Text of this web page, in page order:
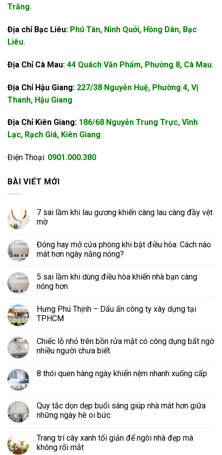
Trăng.
Địa chỉ Bạc Liêu: Phú Tân, Ninh Quới, Hồng Dân, Bạc
Liêu.
Địa Chỉ Cà Mau: 44 Quách Văn Phẩm, Phường 8, Cà Mau.
Địa Chỉ Hậu Giang: 227/38 Nguyễn Huệ, Phường 4, Vị
Thanh, Hậu Giang
Địa Chỉ Kiên Giang: 186/68 Nguyễn Trung Trực, Vĩnh
Lạc, Rạch Giá, Kiên Giang
Điện Thoại: 0901.000.380
BÀI VIẾT MỚI
7 sai lầm khi lau gương khiến càng lau càng đầy vệt
mờ
Đóng hay mở cửa phòng khi bật điều hòa: Cách nào
mát hơn ngày nắng nóng?
5 sai lầm khi dùng điều hòa khiến nhà bạn càng
nóng hơn
Hưng Phú Thịnh – Dấu ấn công ty xây dựng tại
TPHCM
Chiếc lỗ nhỏ trên bồn rửa mặt có công dụng bất ngờ
nhiều người chưa biết
8 thói quen hàng ngày khiến nệm nhanh xuống cấp
Quy tắc dọn dẹp buổi sáng giúp nhà mát hơn giữa
những ngày hè oi bức
Trang trí cây xanh tối giản để ngôi nhà đẹp mà
không rối mắt